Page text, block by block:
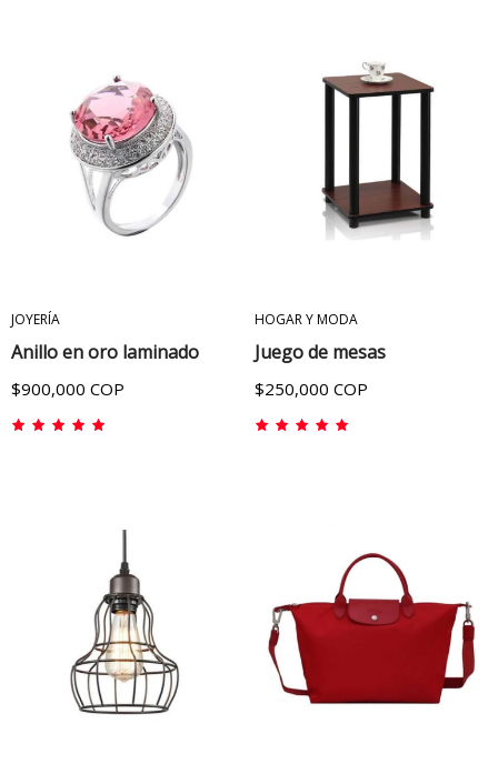
JOYERÍA
Anillo en oro laminado
$900,000 COP
HOGAR Y MODA
Juego de mesas
$250,000 COP